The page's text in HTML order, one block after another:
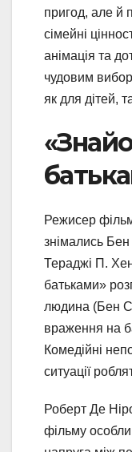
пригод, але й
сімейні
анімація та
чудовим
як для дітей,
Режисер
знімались
Тераджі П.
батьками»
людина (Бен
враження на
Комедійні
ситуації
Роберт Де
фільму